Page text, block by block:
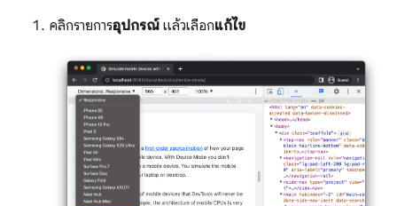
คลิกรายการอุปกรณ์ แล้วเลือกแก้ไข